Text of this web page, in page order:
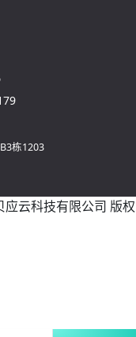
栋1203
云科技有限公司 版权